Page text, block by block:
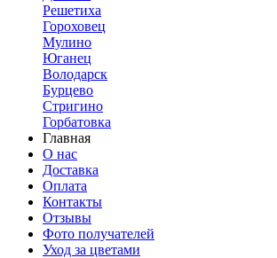
Решетиха
Гороховец
Мулино
Юганец
Володарск
Бурцево
Стригино
Горбатовка
Главная
О нас
Доставка
Оплата
Контакты
Отзывы
Фото получателей
Уход за цветами